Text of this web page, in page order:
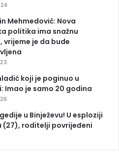
Mehmedović: Nova
politika ima snažnu
vrijeme je da bude
koji je poginuo u
Imao je samo 20 godina
u Binježevu! U esploziji
(27), roditelji povrijeđeni